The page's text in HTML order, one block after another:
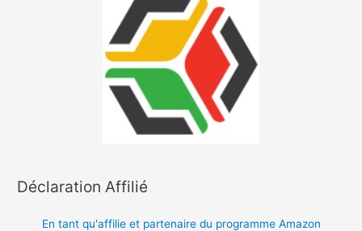
Déclaration Affilié
En tant qu'affilie et partenaire du programme Amazon